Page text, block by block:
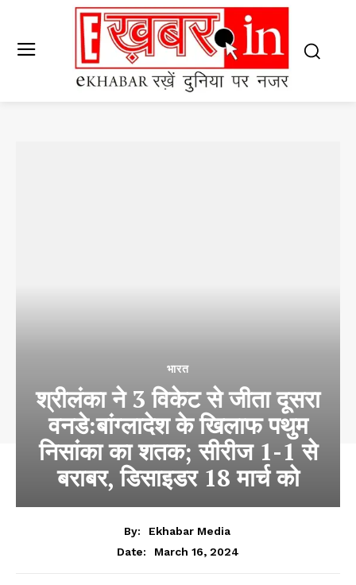
भारत
श्रीलंका ने 3 विकेट से जीता दूसरा
वनडे:बांग्लादेश के खिलाफ पथुम
निसांका का शतक; सीरीज 1-1 से
बराबर, डिसाइडर 18 मार्च को
By:
Ekhabar Media
Date:
March 16, 2024